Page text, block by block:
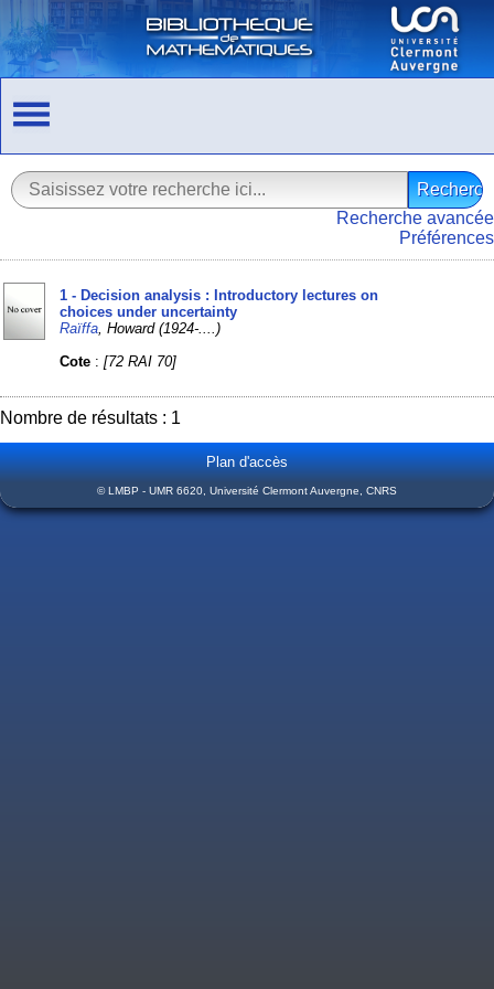
Recherche avancée
Préférences
1 - Decision analysis : Introductory lectures on
choices under uncertainty
Raïffa , Howard (1924-....)
Cote :[72 RAI 70]
Nombre de résultats : 1
Plan d'accès
© LMBP - UMR 6620, Université Clermont Auvergne, CNRS